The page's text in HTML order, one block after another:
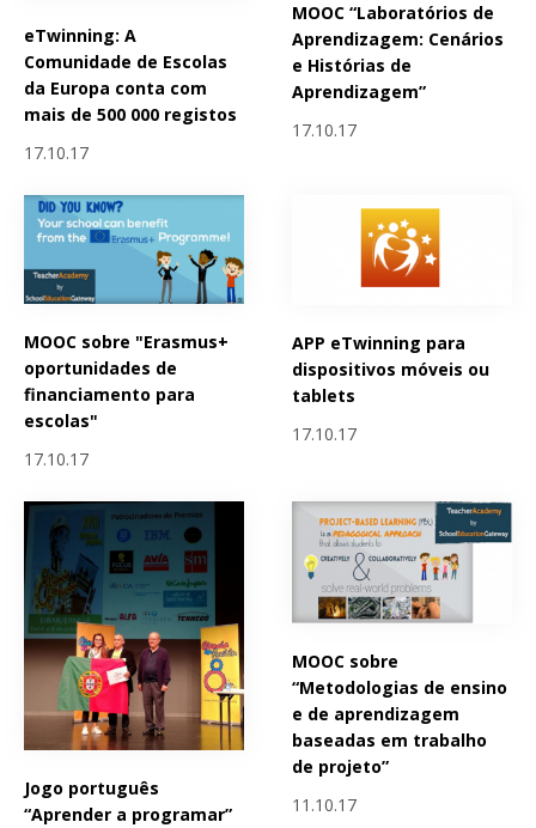
eTwinning: A
Comunidade de Escolas
da Europa conta com
mais de 500 000 registos
17.10.17
MOOC “Laboratórios de
Aprendizagem: Cenários
e Histórias de
Aprendizagem”
17.10.17
MOOC sobre "Erasmus+
oportunidades de
financiamento para
escolas"
17.10.17
APP eTwinning para
dispositivos móveis ou
tablets
17.10.17
Jogo português
“Aprender a programar”
MOOC sobre
“Metodologias de ensino
e de aprendizagem
baseadas em trabalho
de projeto”
11.10.17